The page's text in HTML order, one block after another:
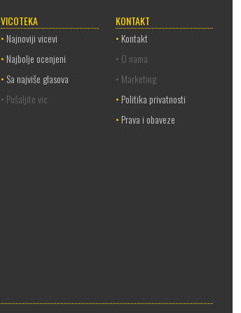
VICOTEKA
• Najnoviji vicevi
• Najbolje ocenjeni
• Sa najviše glasova
• Pošaljite vic
KONTAKT
• Kontakt
• O nama
• Marketing
• Politika privatnosti
• Prava i obaveze